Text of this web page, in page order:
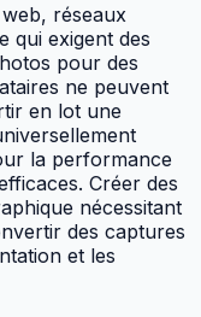
réseaux
qui exigent des
pour des
ne peuvent
en lot une
la performance
Créer des
nécessitant
des captures
et les